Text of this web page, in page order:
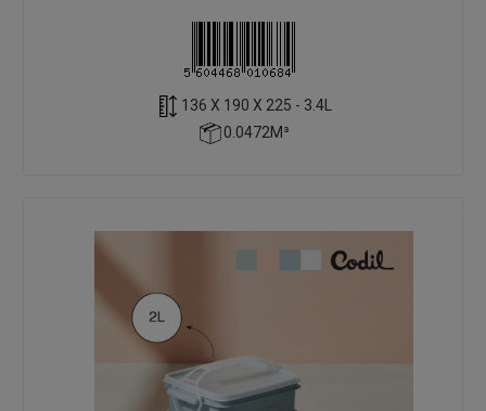
136 X 190 X 225 - 3.4L
0.0472M³